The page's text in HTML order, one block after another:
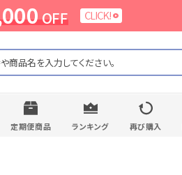
定期便商品 ランキング 再び購入